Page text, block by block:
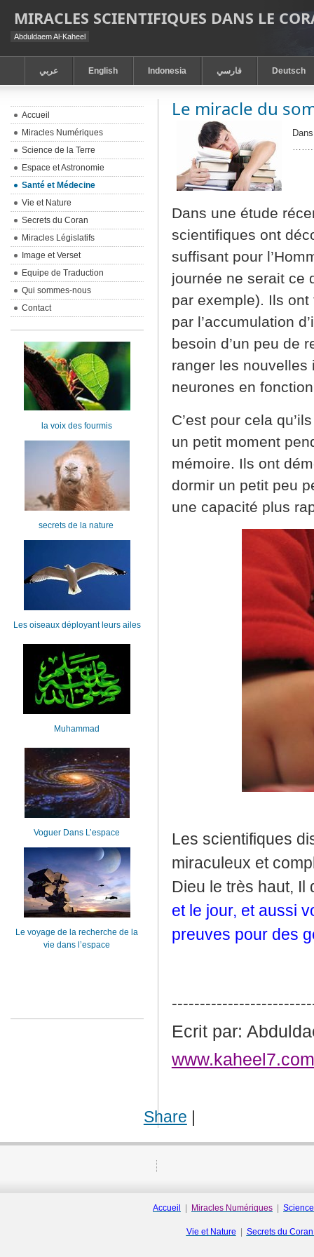
MIRACLES SCIENTIFIQUES DANS LE
Abduldaem Al-Kaheel
عربي English Indonesia فارسي Deutsch
Le miracle du
Dans une étude
scientifiques ont
suffisant pour
journée ne serait ce
par exemple). Ils
par l’accumulation
besoin d’un peu de
ranger les nouvelles
neurones en
C’est pour cela
un petit moment
mémoire. Ils ont
dormir un petit peu
une capacité plus
Les scientifiques
miraculeux et
Dieu le très haut, Il
et le jour, et aussi
preuves pour des
Ecrit par:
Share |
Accueil
Miracles Numériques
Science de la Terre
Espace et Astronomie
Santé et Médecine
Vie et Nature
Secrets du Coran
Miracles Législatifs
Image et Verset
Equipe de Traduction
Qui sommes-nous
Contact
la voix des fourmis
secrets de la nature
Les oiseaux déployant leurs ailes
Muhammad
Voguer Dans L’espace
Le voyage de la recherche de la
vie dans l’espace
Accueil Miracles Numériques
Vie et Nature Secrets du